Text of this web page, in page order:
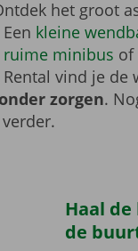
het groot
kleine
ruime minibus of
vind je de
zorgen.
Haal
de